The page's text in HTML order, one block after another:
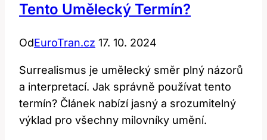
Tento Umělecký Termín?
OdEuroTran.cz 17. 10. 2024
Surrealismus je umělecký směr plný názorů
a interpretací. Jak správně používat tento
termín? Článek nabízí jasný a srozumitelný
výklad pro všechny milovníky umění.